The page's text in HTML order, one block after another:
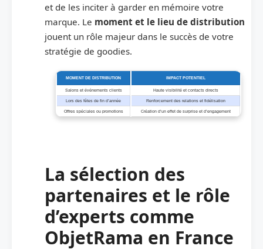
et de les inciter à garder en mémoire votre
marque. Le moment et le lieu de distribution
jouent un rôle majeur dans le succès de votre
stratégie de goodies.
MOMENT DE DISTRIBUTION IMPACT POTENTIEL
Salons et événements clients Haute visibilité et contacts directs
Lors des fêtes de fin d’année Renforcement des relations et fidélisation
Offres spéciales ou promotions Création d’un effet de surprise et d’engagement
La sélection des
partenaires et le rôle
d’experts comme
ObjetRama en France